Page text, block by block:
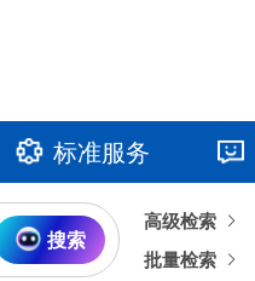
标准服务
发展大事记
搜索
高级检索
批量检索